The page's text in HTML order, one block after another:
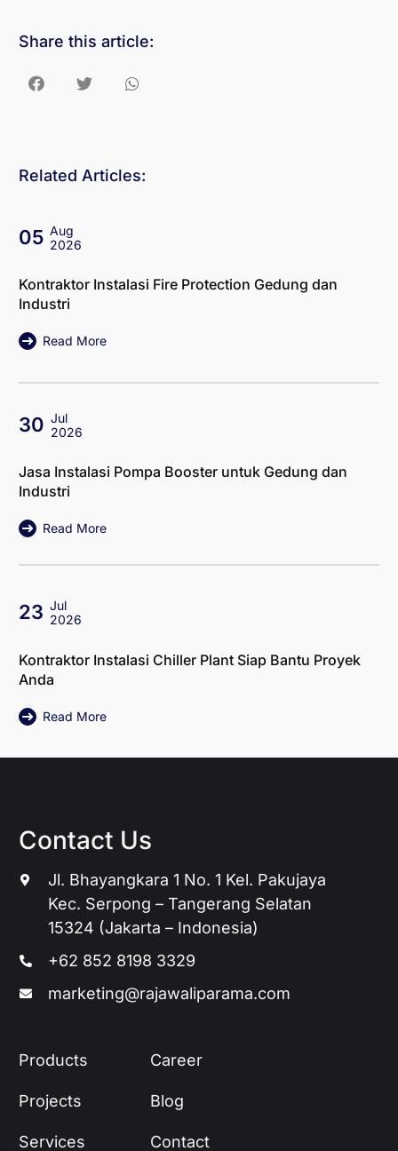
Share this article:
Related Articles:
05 Aug
2026
Kontraktor Instalasi Fire Protection Gedung dan
Industri
Read More
30 Jul
2026
Jasa Instalasi Pompa Booster untuk Gedung dan
Industri
Read More
23 Jul
2026
Kontraktor Instalasi Chiller Plant Siap Bantu Proyek
Anda
Read More
Contact Us
Jl. Bhayangkara 1 No. 1 Kel. Pakujaya
Kec. Serpong – Tangerang Selatan
15324 (Jakarta – Indonesia)
+62 852 8198 3329
marketing@rajawaliparama.com
Products
Projects
Services
Career
Blog
Contact